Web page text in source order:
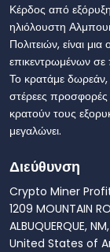
Κέρδος από
ηλιόλουστη
Πολιτειών, είναι
επικεντρωμένων σε
Το κρατάμε δωρεάν,
στέρεες προσφορές
κρατούν τους
μεγαλώνει.
Διεύθυνση
Crypto Miner
1209 MOUNTAIN
ALBUQUERQUE,
United States of